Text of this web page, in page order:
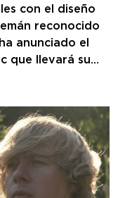
con el diseño
reconocido
anunciado el
que llevará su…